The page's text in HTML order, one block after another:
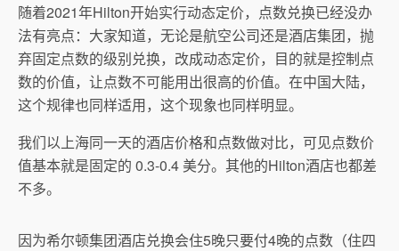
随着2021年Hilton开始实行动态定价，点数兑换已经没办
法有亮点：大家知道，无论是航空公司还是酒店集团，抛
弃固定点数的级别兑换，改成动态定价，目的就是控制点
数的价值，让点数不可能用出很高的价值。在中国大陆，
这个规律也同样适用，这个现象也同样明显。
我们以上海同一天的酒店价格和点数做对比，可见点数价
值基本就是固定的 0.3-0.4 美分。其他的Hilton酒店也都差
不多。
因为希尔顿集团酒店兑换会住5晚只要付4晚的点数（住四